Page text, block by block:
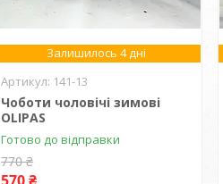
Залишилось 4 дні
141-13
Чоботи чоловічі зимові
OLIPAS
Готово до відправки
770 ₴